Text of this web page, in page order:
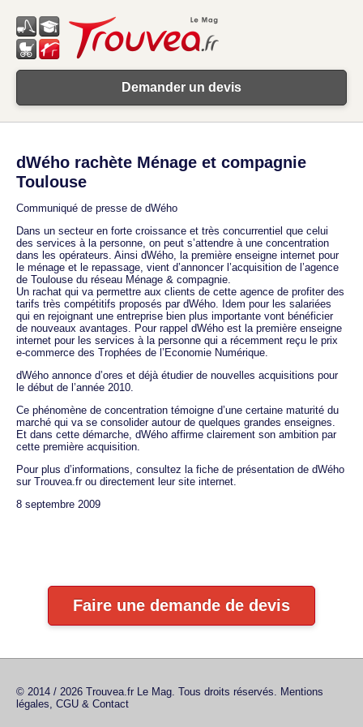
Demander un devis
dWého rachète Ménage et compagnie
Toulouse
Communiqué de presse de dWého
Dans un secteur en forte croissance et très concurrentiel que celui
des services à la personne, on peut s’attendre à une concentration
dans les opérateurs. Ainsi dWého, la première enseigne internet pour
le ménage et le repassage, vient d’annoncer l’acquisition de l’agence
de Toulouse du réseau Ménage & compagnie.
Un rachat qui va permettre aux clients de cette agence de profiter des
tarifs très compétitifs proposés par dWého. Idem pour les salariées
qui en rejoignant une entreprise bien plus importante vont bénéficier
de nouveaux avantages. Pour rappel dWého est la première enseigne
internet pour les services à la personne qui a récemment reçu le prix
e-commerce des Trophées de l’Economie Numérique.
dWého annonce d’ores et déjà étudier de nouvelles acquisitions pour
le début de l’année 2010.
Ce phénomène de concentration témoigne d’une certaine maturité du
marché qui va se consolider autour de quelques grandes enseignes.
Et dans cette démarche, dWého affirme clairement son ambition par
cette première acquisition.
Pour plus d’informations, consultez la fiche de présentation de dWého
sur Trouvea.fr ou directement leur site internet.
8 septembre 2009
Faire une demande de devis
© 2014 / 2026 Trouvea.fr Le Mag. Tous droits réservés. Mentions
légales, CGU & Contact